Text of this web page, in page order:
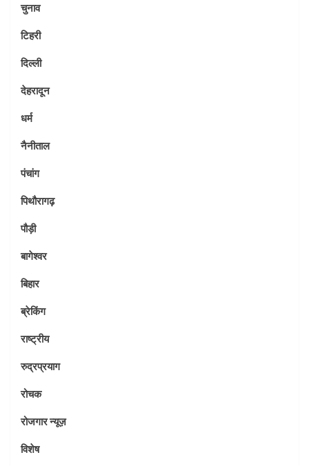
चुनाव
टिहरी
दिल्ली
देहरादून
धर्म
नैनीताल
पंचांग
पिथौरागढ़
पौड़ी
बागेश्वर
बिहार
ब्रेकिंग
राष्ट्रीय
रुद्रप्रयाग
रोचक
रोजगार न्यूज़
विशेष